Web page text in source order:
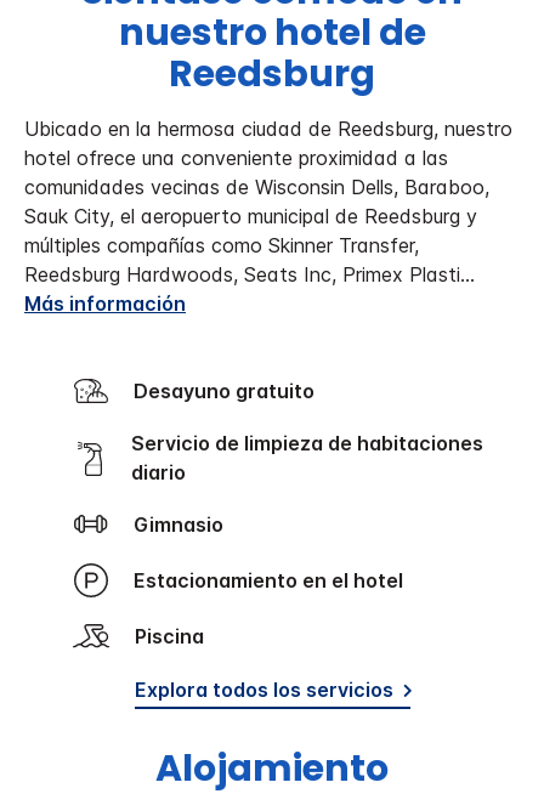
nuestro hotel de
Reedsburg
Ubicado en la hermosa ciudad de Reedsburg, nuestro
hotel ofrece una conveniente proximidad a las
comunidades vecinas de Wisconsin Dells, Baraboo,
Sauk City, el aeropuerto municipal de Reedsburg y
múltiples compañías como Skinner Transfer,
Reedsburg Hardwoods, Seats Inc, Primex Plasti...
Más información
Desayuno gratuito
Servicio de limpieza de habitaciones
diario
Gimnasio
Estacionamiento en el hotel
Piscina
Explora todos los servicios
Alojamiento